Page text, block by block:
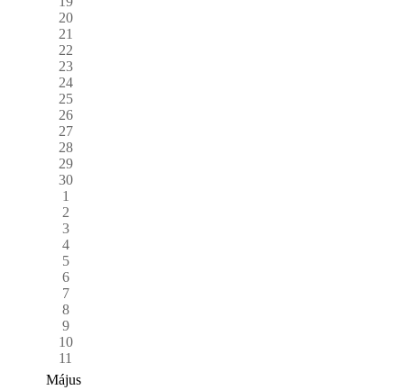
20
21
22
23
24
25
26
27
28
29
30
1
2
3
4
5
6
7
8
9
10
11
Május